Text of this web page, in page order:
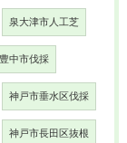
泉大津市人工芝
豊中市伐採
神戸市垂水区伐採
神戸市長田区抜根